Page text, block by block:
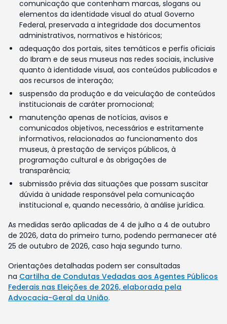
comunicação que contenham marcas, slogans ou
elementos da identidade visual do atual Governo
Federal, preservada a integridade dos documentos
administrativos, normativos e históricos;
adequação dos portais, sites temáticos e perfis oficiais
do Ibram e de seus museus nas redes sociais, inclusive
quanto à identidade visual, aos conteúdos publicados e
aos recursos de interação;
suspensão da produção e da veiculação de conteúdos
institucionais de caráter promocional;
manutenção apenas de notícias, avisos e
comunicados objetivos, necessários e estritamente
informativos, relacionados ao funcionamento dos
museus, à prestação de serviços públicos, à
programação cultural e às obrigações de
transparência;
submissão prévia das situações que possam suscitar
dúvida à unidade responsável pela comunicação
institucional e, quando necessário, à análise jurídica.
As medidas serão aplicadas de 4 de julho a 4 de outubro
de 2026, data do primeiro turno, podendo permanecer até
25 de outubro de 2026, caso haja segundo turno.
Orientações detalhadas podem ser consultadas
na Cartilha de Condutas Vedadas aos Agentes Públicos
Federais nas Eleições de 2026, elaborada pela
Advocacia-Geral da União.